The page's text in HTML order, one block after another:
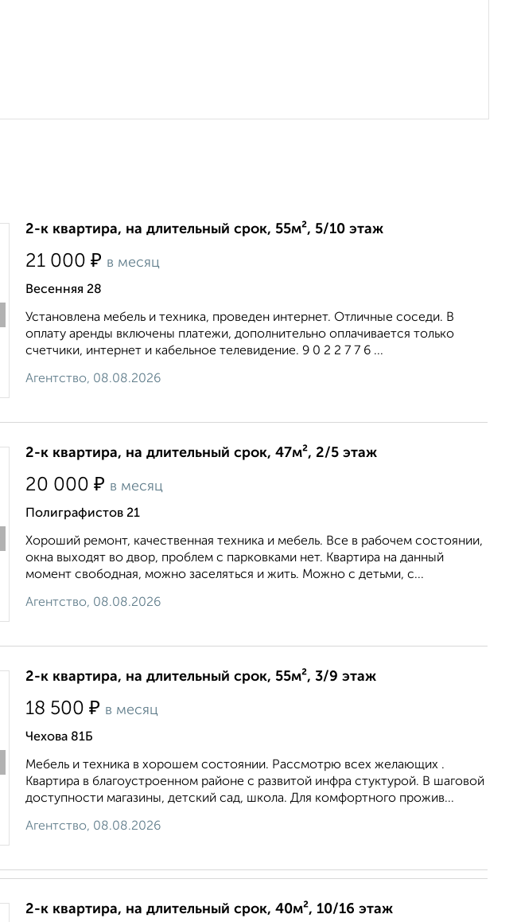
2-к квартира, на длительный срок, 55м², 5/10 этаж
21 000 ₽ в месяц
Весенняя 28
Установлена мебель и техника, проведен интернет. Отличные соседи. В
оплату аренды включены платежи, дополнительно оплачивается только
счетчики, интернет и кабельное телевидение. 9 0 2 2 7 7 6 ...
Агентство, 08.08.2026
2-к квартира, на длительный срок, 47м², 2/5 этаж
20 000 ₽ в месяц
Полиграфистов 21
Хороший ремонт, качественная техника и мебель. Все в рабочем состоянии,
окна выходят во двор, проблем с парковками нет. Квартира на данный
момент свободная, можно заселяться и жить. Можно с детьми, с...
Агентство, 08.08.2026
2-к квартира, на длительный срок, 55м², 3/9 этаж
18 500 ₽ в месяц
Чехова 81Б
Мебель и техника в хорошем состоянии. Рассмотрю всех желающих .
Квартира в благоустроенном районе с развитой инфра стуктурой. В шаговой
доступности магазины, детский сад, школа. Для комфортного прожив...
Агентство, 08.08.2026
2-к квартира, на длительный срок, 40м², 10/16 этаж